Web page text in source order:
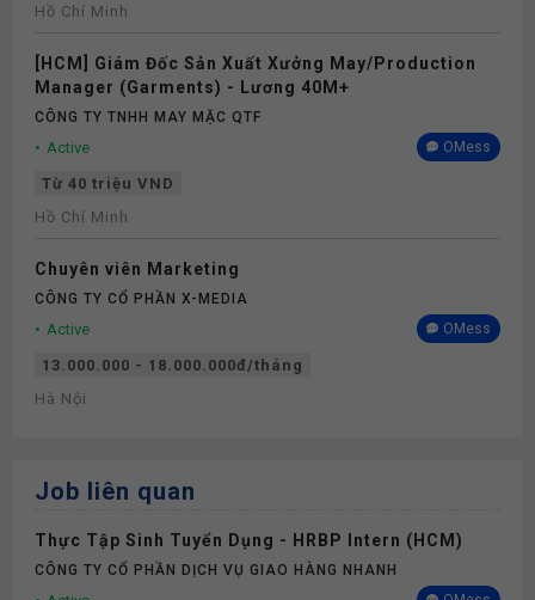
Hồ Chí Minh
[HCM] Giám Đốc Sản Xuất Xưởng May/Production
Manager (Garments) - Lương 40M+
CÔNG TY TNHH MAY MẶC QTF
Active OMess
Từ 40 triệu VND
Hồ Chí Minh
Chuyên viên Marketing
CÔNG TY CỔ PHẦN X-MEDIA
Active OMess
13.000.000 - 18.000.000đ/tháng
Hà Nội
Job liên quan
Thực Tập Sinh Tuyển Dụng - HRBP Intern (HCM)
CÔNG TY CỔ PHẦN DỊCH VỤ GIAO HÀNG NHANH